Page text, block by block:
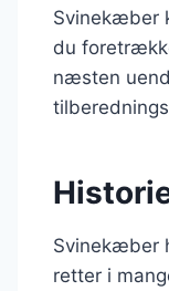
Svinekæber
du
næsten
Svinekæber
retter i